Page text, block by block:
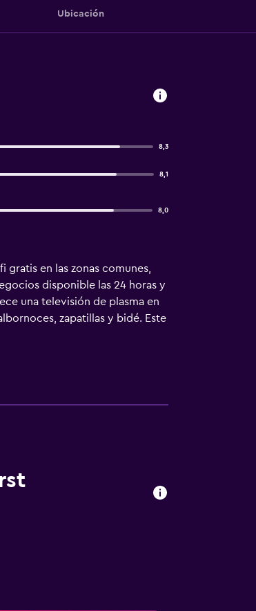
Ubicación
8,3
8,1
8,0
en las zonas comunes,
disponible las 24 horas y
una televisión de plasma en
zapatillas y bidé. Este
para las personas en viaje
de agua gratuita y cafetera y